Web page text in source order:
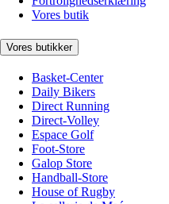
Vores butik
Vores butikker
Basket-Center
Daily Bikers
Direct Running
Direct-Volley
Espace Golf
Foot-Store
Galop Store
Handball-Store
House of Rugby